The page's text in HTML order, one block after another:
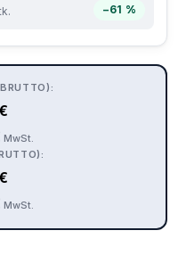
−61 %
MwSt.
MwSt.